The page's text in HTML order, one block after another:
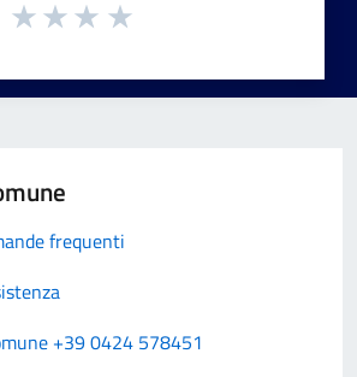
frequenti
+39 0424 578451